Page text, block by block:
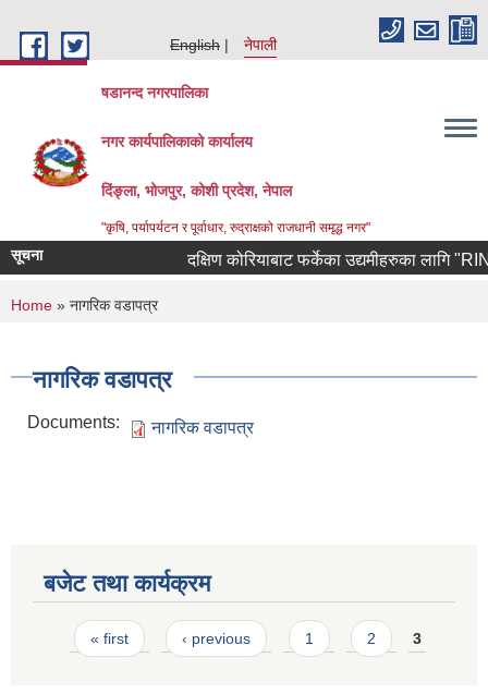
English
नेपाली
षडानन्द नगरपालिका
नगर कार्यपालिकाको कार्यालय
दिंङ्ला, भोजपुर, कोशी प्रदेश, नेपाल
"कृषि, पर्यापर्यटन र पूर्वाधार, रुद्राक्षको राजधानी समृद्ध नगर"
सूचना दक्षिण कोरियाबाट फर्केका उद्यमीहरुका लागि
You are here
Home » नागरिक वडापत्र
नागरिक वडापत्र
Documents: नागरिक वडापत्र
बजेट तथा कार्यक्रम
Pages
« first ‹ previous 1 2 3